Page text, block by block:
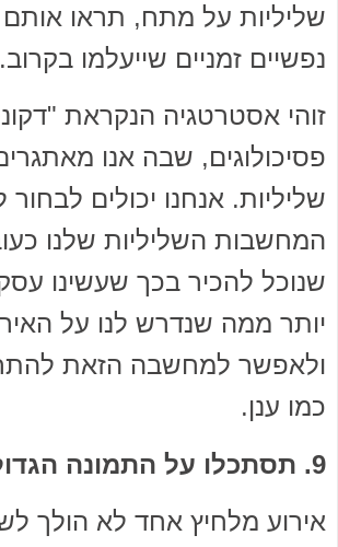
שליליות על מתח, תראו אותם
נפשיים זמניים שייעלמו בקרוב.
זוהי אסטרטגיה הנקראת
פסיכולוגים, שבה אנו
שליליות. אנחנו יכולים
המחשבות השליליות שלנו
שנוכל להכיר בכך שעשינו
יותר ממה שנדרש לנו על
ולאפשר למחשבה הזאת
כמו ענן.
9. תסתכלו על התמונה הגדולה
אירוע מלחיץ אחד לא הולך